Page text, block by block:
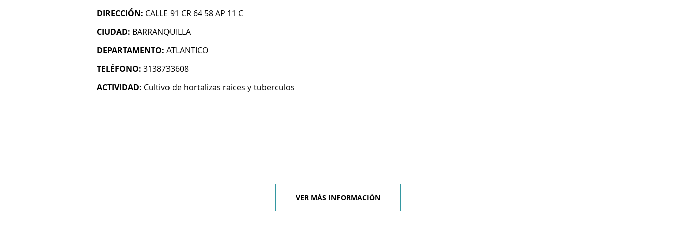
DIRECCIÓN: CALLE 91 CR 64 58 AP 11 C
CIUDAD: BARRANQUILLA
DEPARTAMENTO: ATLANTICO
TELÉFONO: 3138733608
ACTIVIDAD: Cultivo de hortalizas raices y tuberculos
VER MÁS INFORMACIÓN